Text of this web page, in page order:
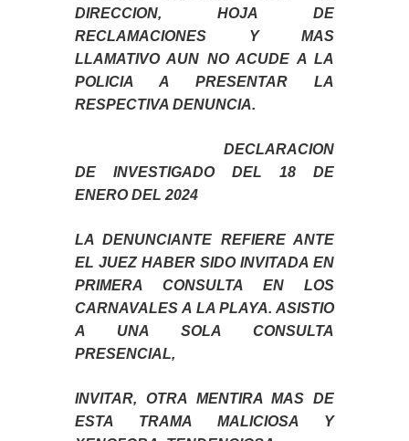
DIRECCION, HOJA DE
RECLAMACIONES Y MAS
LLAMATIVO AUN NO ACUDE A LA
POLICIA A PRESENTAR LA
RESPECTIVA DENUNCIA.
DECLARACION
DE INVESTIGADO DEL 18 DE
ENERO DEL 2024
LA DENUNCIANTE REFIERE ANTE
EL JUEZ HABER SIDO INVITADA EN
PRIMERA CONSULTA EN LOS
CARNAVALES A LA PLAYA. ASISTIO
A UNA SOLA CONSULTA
PRESENCIAL,
INVITAR, OTRA MENTIRA MAS DE
ESTA TRAMA MALICIOSA Y